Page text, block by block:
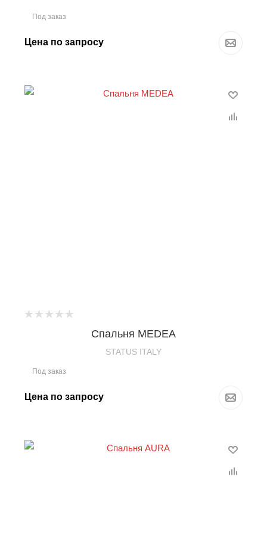
Под заказ
Цена по запросу
Спальня MEDEA
STATUS ITALY
Под заказ
Цена по запросу